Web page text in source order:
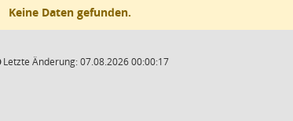
Keine Daten gefunden.
Letzte Änderung: 07.08.2026 00:00:17